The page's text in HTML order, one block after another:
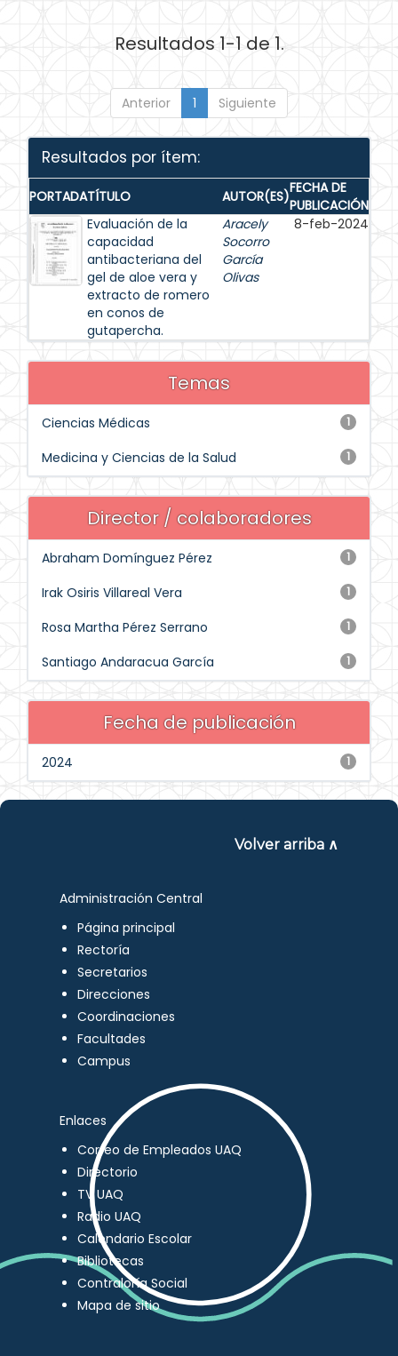
Resultados 1-1 de 1.
Anterior 1 Siguiente
Resultados por ítem:
PORTADATÍTULO AUTOR(ES)FECHA DE
PUBLICACIÓN
Evaluación de la
capacidad
antibacteriana del
gel de aloe vera y
extracto de romero
en conos de
gutapercha.
Aracely
Socorro
García
Olivas
8-feb-2024
Temas
1
Ciencias Médicas
1
Medicina y Ciencias de la Salud
Director / colaboradores
1
Abraham Domínguez Pérez
1
Irak Osiris Villareal Vera
1
Rosa Martha Pérez Serrano
1
Santiago Andaracua García
Fecha de publicación
1
2024
Volver arriba ∧
Administración Central
Página principal
Rectoría
Secretarios
Direcciones
Coordinaciones
Facultades
Campus
Enlaces
Correo de Empleados UAQ
Directorio
TV UAQ
Radio UAQ
Calendario Escolar
Bibliotecas
Contraloría Social
Mapa de sitio